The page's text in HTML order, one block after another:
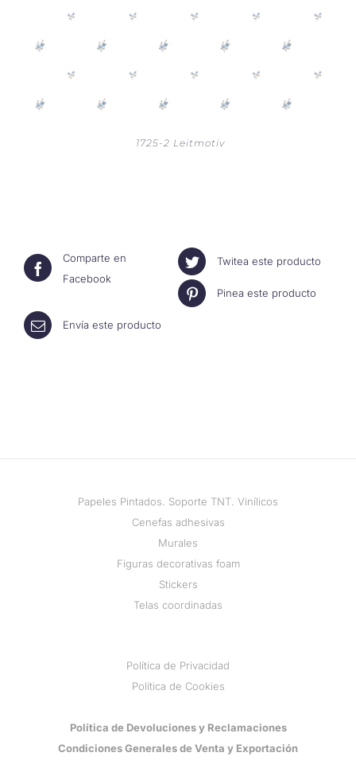
1725-2 Leitmotiv
Comparte en
Facebook
Twitea este producto
Pinea este producto
Envía este producto
Papeles Pintados. Soporte TNT. Vinílicos
Cenefas adhesivas
Murales
Figuras decorativas foam
Stickers
Telas coordinadas
Política de Privacidad
Política de Cookies
Política de Devoluciones y Reclamaciones
Condiciones Generales de Venta y Exportación